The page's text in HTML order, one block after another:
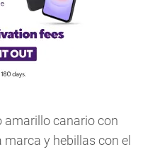
amarillo canario con
y hebillas con el